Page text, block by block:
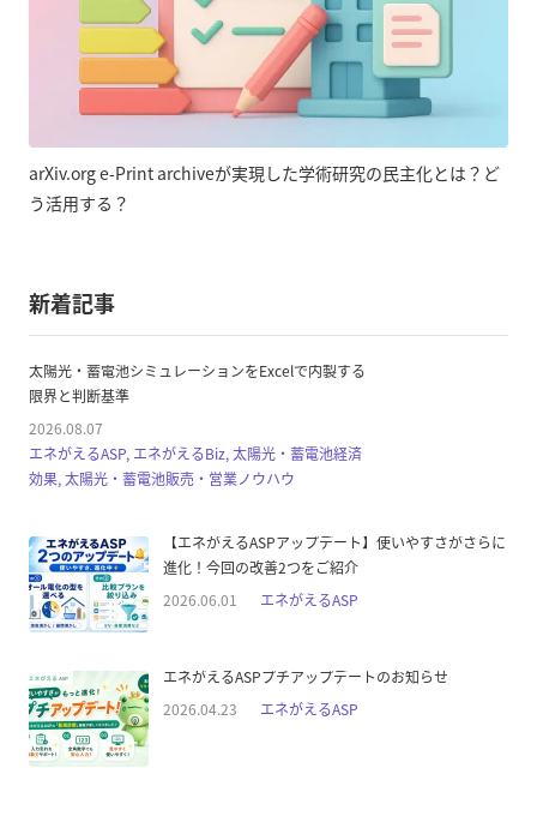
arXiv.org e-Print archiveが実現した学術研究の民主化とは？ど
う活用する？
新着記事
太陽光・蓄電池シミュレーションをExcelで内製する
限界と判断基準
2026.08.07
エネがえるASP, エネがえるBiz, 太陽光・蓄電池経済
効果, 太陽光・蓄電池販売・営業ノウハウ
【エネがえるASPアップデート】使いやすさがさらに
進化！今回の改善2つをご紹介
2026.06.01
エネがえるASP
エネがえるASPプチアップデートのお知らせ
2026.04.23
エネがえるASP